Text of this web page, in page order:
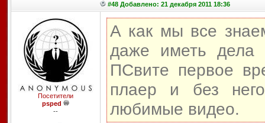
#48 Добавлено: 21 декабря 2011 18:36
Посетители
psped
--
А как мы все
даже иметь дела
ПСвите первое
плаер и без
любимые видео.